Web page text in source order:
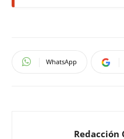
WhatsApp
Redacción